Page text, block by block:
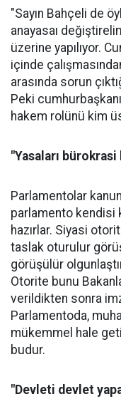
"Sayın Bahçeli de
anayasaı
üzerine yapılıyor.
içinde
arasında sorun
Peki
hakem rolünü kim
"Yasaları bürokrasi
Parlamentolar
parlamento kendisi
hazırlar. Siyasi
taslak oturulur
görüşülür
Otorite bunu
verildikten sonra
Parlamentoda,
mükemmel hale
budur.
"Devleti devlet